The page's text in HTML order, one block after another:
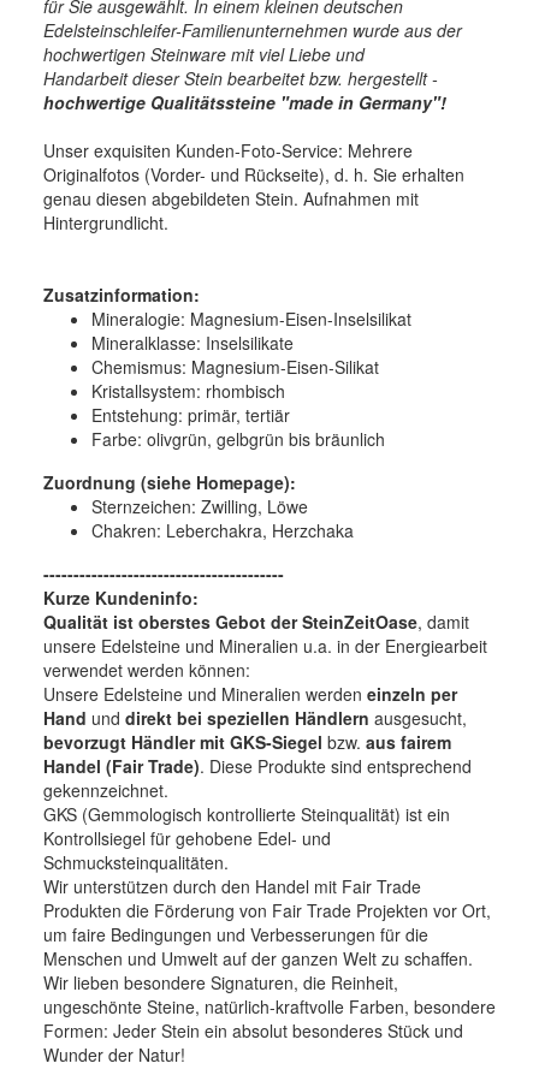
für Sie ausgewählt. In einem kleinen deutschen
Edelsteinschleifer-Familienunternehmen wurde aus der
hochwertigen Steinware mit viel Liebe und
Handarbeit dieser Stein bearbeitet bzw. hergestellt -
hochwertige Qualitätssteine "made in Germany"!
Unser exquisiten Kunden-Foto-Service: Mehrere
Originalfotos (Vorder- und Rückseite), d. h. Sie erhalten
genau diesen abgebildeten Stein. Aufnahmen mit
Hintergrundlicht.
Zusatzinformation:
Mineralogie: Magnesium-Eisen-Inselsilikat
Mineralklasse: Inselsilikate
Chemismus: Magnesium-Eisen-Silikat
Kristallsystem: rhombisch
Entstehung: primär, tertiär
Farbe: olivgrün, gelbgrün bis bräunlich
Zuordnung (siehe Homepage):
Sternzeichen: Zwilling, Löwe
Chakren: Leberchakra, Herzchaka
----------------------------------------
Kurze Kundeninfo:
Qualität ist oberstes Gebot der SteinZeitOase, damit
unsere Edelsteine und Mineralien u.a. in der Energiearbeit
verwendet werden können:
Unsere Edelsteine und Mineralien werden einzeln per
Hand und direkt bei speziellen Händlern ausgesucht,
bevorzugt Händler mit GKS-Siegel bzw. aus fairem
Handel (Fair Trade). Diese Produkte sind entsprechend
gekennzeichnet.
GKS (Gemmologisch kontrollierte Steinqualität) ist ein
Kontrollsiegel für gehobene Edel- und
Schmucksteinqualitäten.
Wir unterstützen durch den Handel mit Fair Trade
Produkten die Förderung von Fair Trade Projekten vor Ort,
um faire Bedingungen und Verbesserungen für die
Menschen und Umwelt auf der ganzen Welt zu schaffen.
Wir lieben besondere Signaturen, die Reinheit,
ungeschönte Steine, natürlich-kraftvolle Farben, besondere
Formen: Jeder Stein ein absolut besonderes Stück und
Wunder der Natur!